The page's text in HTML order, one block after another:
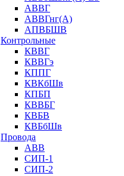
АВВГ
АВВГнг(А)
АПВБШВ
Контрольные
КВВГ
КВВГэ
КППГ
КВКбШв
КПБП
КВВБГ
КВБВ
КВБбШв
Провода
АВВ
СИП-1
СИП-2